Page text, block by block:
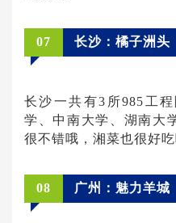
07 长沙：橘子洲头
长沙一共有3所985工
学、中南大学、湖南大
很不错哦，湘菜也很好
08 广州：魅力羊城